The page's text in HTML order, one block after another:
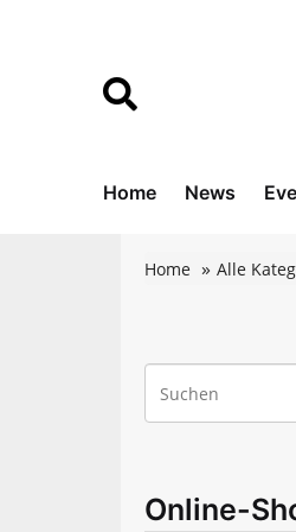
Home News
Home Alle
Online-